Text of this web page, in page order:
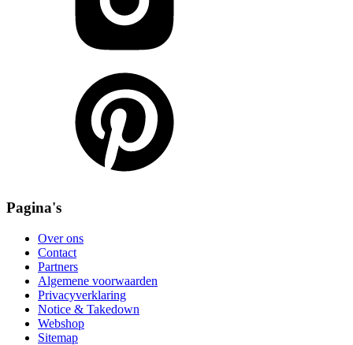
Pagina's
Over ons
Contact
Partners
Algemene voorwaarden
Privacyverklaring
Notice & Takedown
Webshop
Sitemap